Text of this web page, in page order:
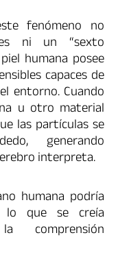
fenómeno no
ni un “sexto
humana posee
capaces de
entorno. Cuando
u otro material
las partículas se
generando
interpreta.
humana podría
lo que se creía
comprensión